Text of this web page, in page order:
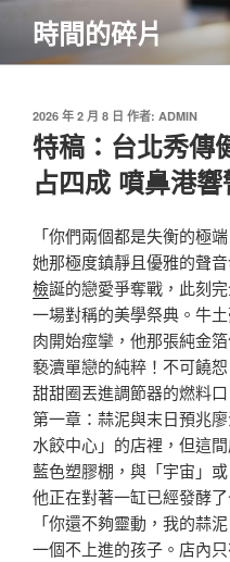
主
時間的碎片
發
佈
於
2026 年 2 月 8 日 作者: ADMIN
特稿：台北秀傳
占四成 噴鼻港
「你們兩個都是失衡的極
她那極度鎮靜且優雅的聲
檢誕的戀愛爭奪戰，此刻
一場對稱的美學祭典。牛
肉開始痙攣，他那張純金
褻瀆單戀的純粹！不可饒
甜甜圈丟進調節器的燃料
第一章：蒜泥與末日預兆
水餃中心」的店裡，但這
藍色塑膠棚，與「宇宙」
他正在對著一缸已經發酵
「你還不夠靈動，我的蒜
一個不上進的孩子。店內